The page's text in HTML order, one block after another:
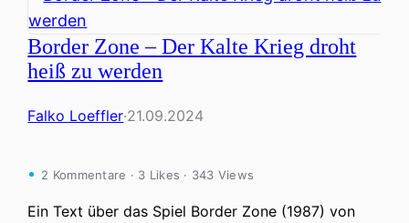
Border Zone – Der Kalte Krieg droht
heiß zu werden
Falko Loeffler·21.09.2024
2 Kommentare · 3 Likes · 343 Views
Ein Text über das Spiel Border Zone (1987) von